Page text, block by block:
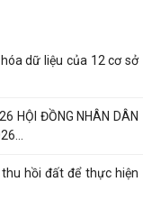
dữ liệu của 12 cơ sở
HỘI ĐỒNG NHÂN DÂN
hồi đất để thực hiện